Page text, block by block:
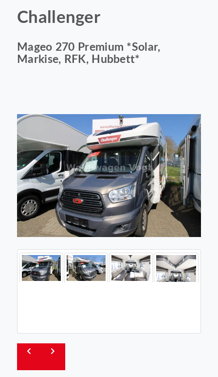
Challenger
Mageo 270 Premium *Solar,
Markise, RFK, Hubbett*